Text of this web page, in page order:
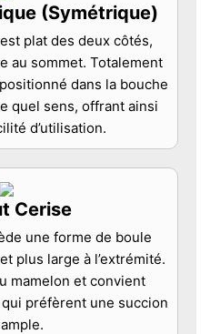
(Symétrique)
plat des deux côtés,
au sommet. Totalement
dans la bouche
quel sens, offrant ainsi
d’utilisation.
Cerise
une forme de boule
plus large à l’extrémité.
mamelon et convient
préfèrent une succion